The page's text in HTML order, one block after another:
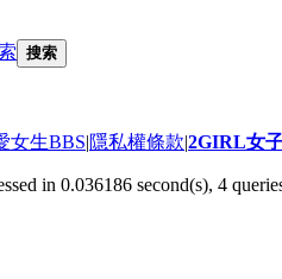
搜索
女生BBS|隱私權條款|2GIRL女
in 0.036186 second(s), 4